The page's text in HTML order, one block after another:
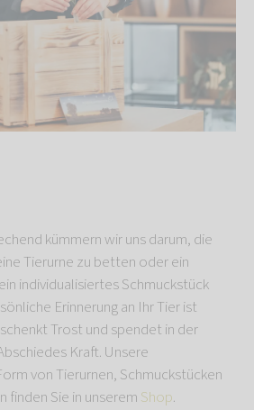
kümmern wir uns darum, die
Tierurne zu betten oder ein
individualisiertes Schmuckstück
Erinnerung an Ihr Tier ist
Trost und spendet in der
Kraft. Unsere
von Tierurnen, Schmuckstücken
finden Sie in unserem Shop.